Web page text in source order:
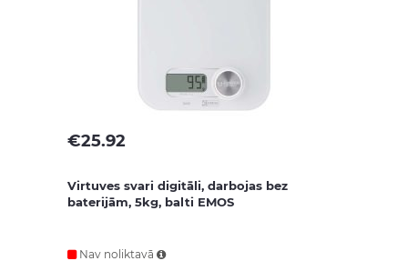
€25.92
Virtuves svari digitāli, darbojas bez
baterijām, 5kg, balti EMOS
Nav noliktavā